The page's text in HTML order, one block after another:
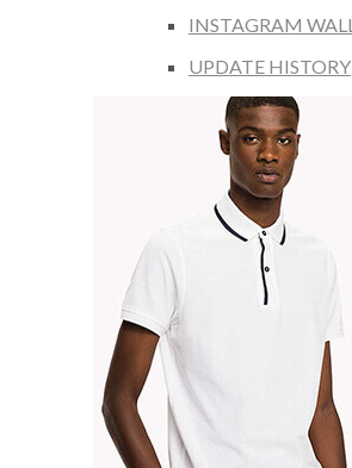
INSTAGRAM WALL
UPDATE HISTORY